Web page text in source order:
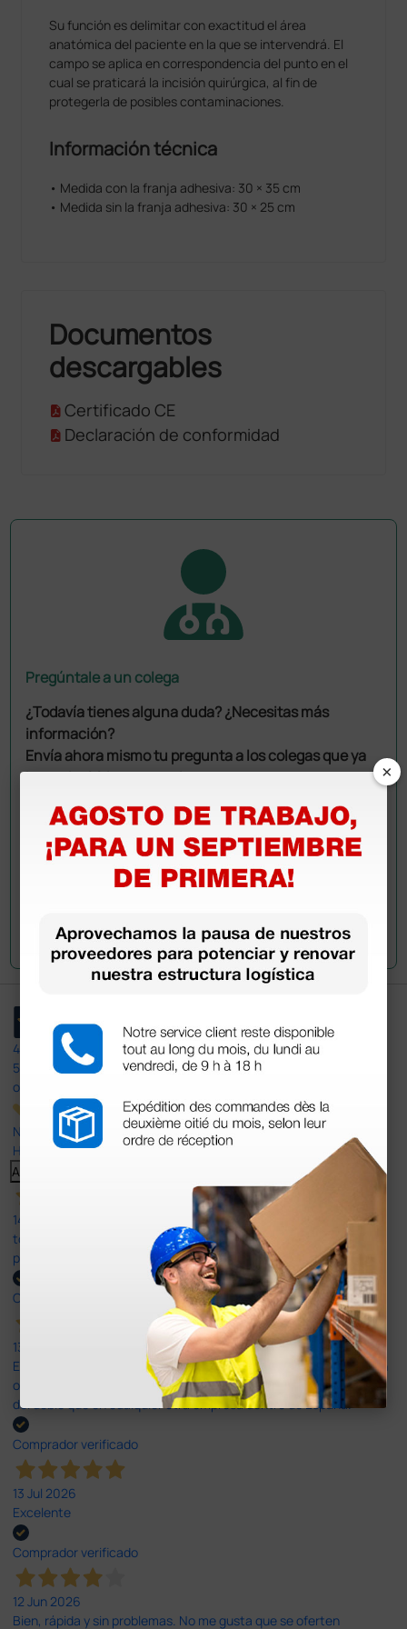
Su función es delimitar con exactitud el área
anatómica del paciente en la que se intervendrá. El
campo se aplica en correspondencia del punto en el
cual se praticará la incisión quirúrgica, al fin de
protegerla de posibles contaminaciones.
Información técnica
• Medida con la franja adhesiva: 30 × 35 cm
• Medida sin la franja adhesiva: 30 × 25 cm
Documentos
descargables
Certificado CE
Declaración de conformidad
Pregúntale a un colega
¿Todavía tienes alguna duda? ¿Necesitas más
información?
Envía ahora mismo tu pregunta a los colegas que ya
han adquirido este producto.
Envía tu pregunta
4,4
597
opiniones
Nuestras reseñas de 4 y 5 estrellas.
Haga clic aquí para leerlos todos >
Anterior
14 Jul 2026
todo correcto. podria señalar que un poco caro los portes y el
plazo de entrega se alarga.
Comprador verificado
13 Jul 2026
Es fácil hacer el pedido. El producto, bastante mas barato que en
otras plataformas de material médico. Pero el envío cuesta más
del doble que en cualquier otra empresa dentro de España.
Comprador verificado
13 Jul 2026
Excelente
Comprador verificado
12 Jun 2026
Bien, rápida y sin problemas. No me gusta que se oferten
×